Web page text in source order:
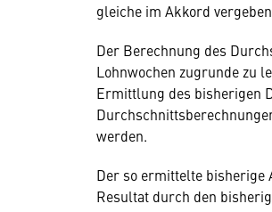
gleiche im Akkord
Der Berechnung des
Lohnwochen zugrunde zu
Ermittlung des bisherigen
werden.
Der so ermittelte bisherige
Resultat durch den